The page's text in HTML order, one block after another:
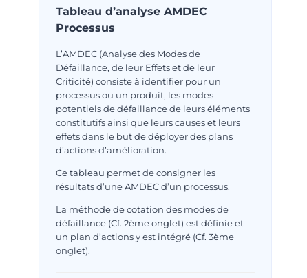
Tableau d’analyse AMDEC
Processus
L’AMDEC (Analyse des Modes de
Défaillance, de leur Effets et de leur
Criticité) consiste à identifier pour un
processus ou un produit, les modes
potentiels de défaillance de leurs éléments
constitutifs ainsi que leurs causes et leurs
effets dans le but de déployer des plans
d’actions d’amélioration.
Ce tableau permet de consigner les
résultats d’une AMDEC d’un processus.
La méthode de cotation des modes de
défaillance (Cf. 2ème onglet) est définie et
un plan d’actions y est intégré (Cf. 3ème
onglet).